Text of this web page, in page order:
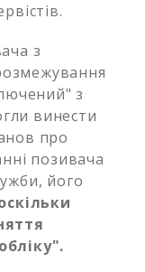
з
з
винести
про
позивача
його